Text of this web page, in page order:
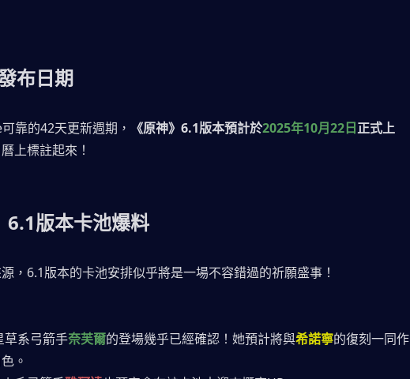
布日期
靠的42天更新週期， 《原神》6.1版本預計於2025年10月22日正式上
上標註起來！
6.1版本卡池爆料
，6.1版本的卡池安排似乎將是一場不容錯過的祈願盛事！
草系弓箭手奈芙爾的登場幾乎已經確認！她預計將與希諾寧的復刻一同作
。